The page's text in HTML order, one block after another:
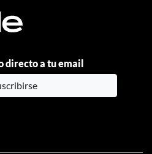
directo a tu email